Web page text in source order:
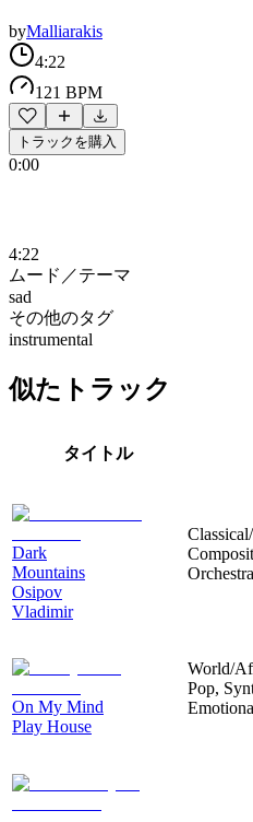
byMalliarakis
4:22
121 BPM
トラックを購入
0:00
4:22
ムード／テーマ
sad
その他のタグ
instrumental
似たトラック
タイトル
Dark
Mountains
Osipov
Vladimir
On My Mind
Play House
World/
Pop,